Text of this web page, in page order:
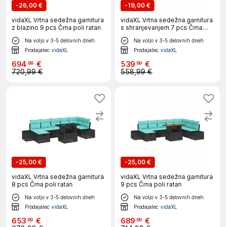
-26,00 €
vidaXL Vrtna sedežna garnitura
z blazino 9 pcs Črna poli ratan
Na voljo v 3-5 delovnih dneh
Prodajalec vidaXL
694 99 €
720,99 €
-19,00 €
vidaXL Vrtna sedežna garnitura
s shranjevanjem 7 pcs Črna
Poly ratan
Na voljo v 3-5 delovnih dneh
Prodajalec vidaXL
539 99 €
558,99 €
-25,00 €
vidaXL Vrtna sedežna garnitura
8 pcs Črna poli ratan
Na voljo v 3-5 delovnih dneh
Prodajalec vidaXL
653 99 €
-25,00 €
vidaXL Vrtna sedežna garnitura
9 pcs Črna poli ratan
Na voljo v 3-5 delovnih dneh
Prodajalec vidaXL
689 99 €